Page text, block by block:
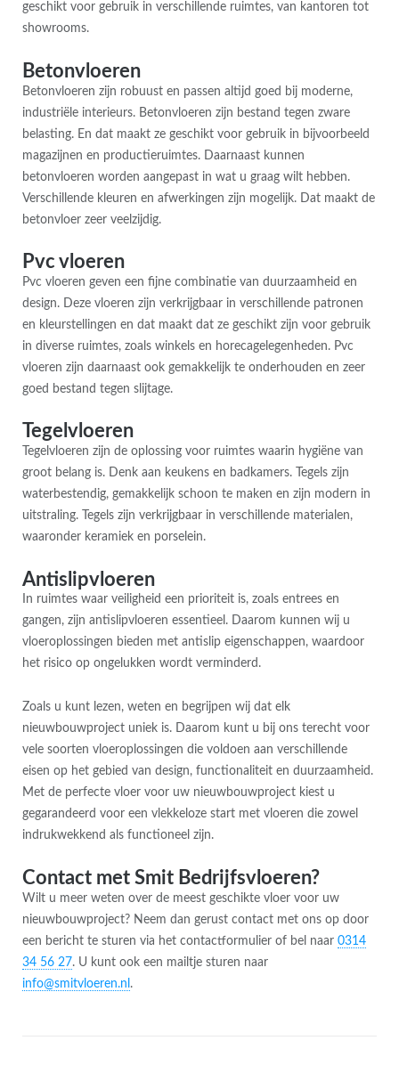
geschikt voor gebruik in verschillende ruimtes, van kantoren tot
showrooms.
Betonvloeren
Betonvloeren zijn robuust en passen altijd goed bij moderne,
industriële interieurs. Betonvloeren zijn bestand tegen zware
belasting. En dat maakt ze geschikt voor gebruik in bijvoorbeeld
magazijnen en productieruimtes. Daarnaast kunnen
betonvloeren worden aangepast in wat u graag wilt hebben.
Verschillende kleuren en afwerkingen zijn mogelijk. Dat maakt de
betonvloer zeer veelzijdig.
Pvc vloeren
Pvc vloeren geven een fijne combinatie van duurzaamheid en
design. Deze vloeren zijn verkrijgbaar in verschillende patronen
en kleurstellingen en dat maakt dat ze geschikt zijn voor gebruik
in diverse ruimtes, zoals winkels en horecagelegenheden. Pvc
vloeren zijn daarnaast ook gemakkelijk te onderhouden en zeer
goed bestand tegen slijtage.
Tegelvloeren
Tegelvloeren zijn de oplossing voor ruimtes waarin hygiëne van
groot belang is. Denk aan keukens en badkamers. Tegels zijn
waterbestendig, gemakkelijk schoon te maken en zijn modern in
uitstraling. Tegels zijn verkrijgbaar in verschillende materialen,
waaronder keramiek en porselein.
Antislipvloeren
In ruimtes waar veiligheid een prioriteit is, zoals entrees en
gangen, zijn antislipvloeren essentieel. Daarom kunnen wij u
vloeroplossingen bieden met antislip eigenschappen, waardoor
het risico op ongelukken wordt verminderd.
Zoals u kunt lezen, weten en begrijpen wij dat elk
nieuwbouwproject uniek is. Daarom kunt u bij ons terecht voor
vele soorten vloeroplossingen die voldoen aan verschillende
eisen op het gebied van design, functionaliteit en duurzaamheid.
Met de perfecte vloer voor uw nieuwbouwproject kiest u
gegarandeerd voor een vlekkeloze start met vloeren die zowel
indrukwekkend als functioneel zijn.
Contact met Smit Bedrijfsvloeren?
Wilt u meer weten over de meest geschikte vloer voor uw
nieuwbouwproject? Neem dan gerust contact met ons op door
een bericht te sturen via het contactformulier of bel naar 0314
34 56 27. U kunt ook een mailtje sturen naar
info@smitvloeren.nl .